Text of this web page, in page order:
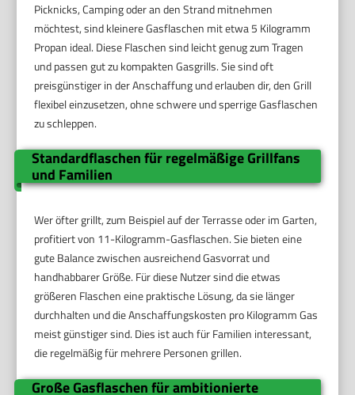
Picknicks, Camping oder an den Strand mitnehmen
möchtest, sind kleinere Gasflaschen mit etwa 5 Kilogramm
Propan ideal. Diese Flaschen sind leicht genug zum Tragen
und passen gut zu kompakten Gasgrills. Sie sind oft
preisgünstiger in der Anschaffung und erlauben dir, den Grill
flexibel einzusetzen, ohne schwere und sperrige Gasflaschen
zu schleppen.
Standardflaschen für regelmäßige Grillfans
und Familien
Wer öfter grillt, zum Beispiel auf der Terrasse oder im Garten,
profitiert von 11-Kilogramm-Gasflaschen. Sie bieten eine
gute Balance zwischen ausreichend Gasvorrat und
handhabbarer Größe. Für diese Nutzer sind die etwas
größeren Flaschen eine praktische Lösung, da sie länger
durchhalten und die Anschaffungskosten pro Kilogramm Gas
meist günstiger sind. Dies ist auch für Familien interessant,
die regelmäßig für mehrere Personen grillen.
Große Gasflaschen für ambitionierte